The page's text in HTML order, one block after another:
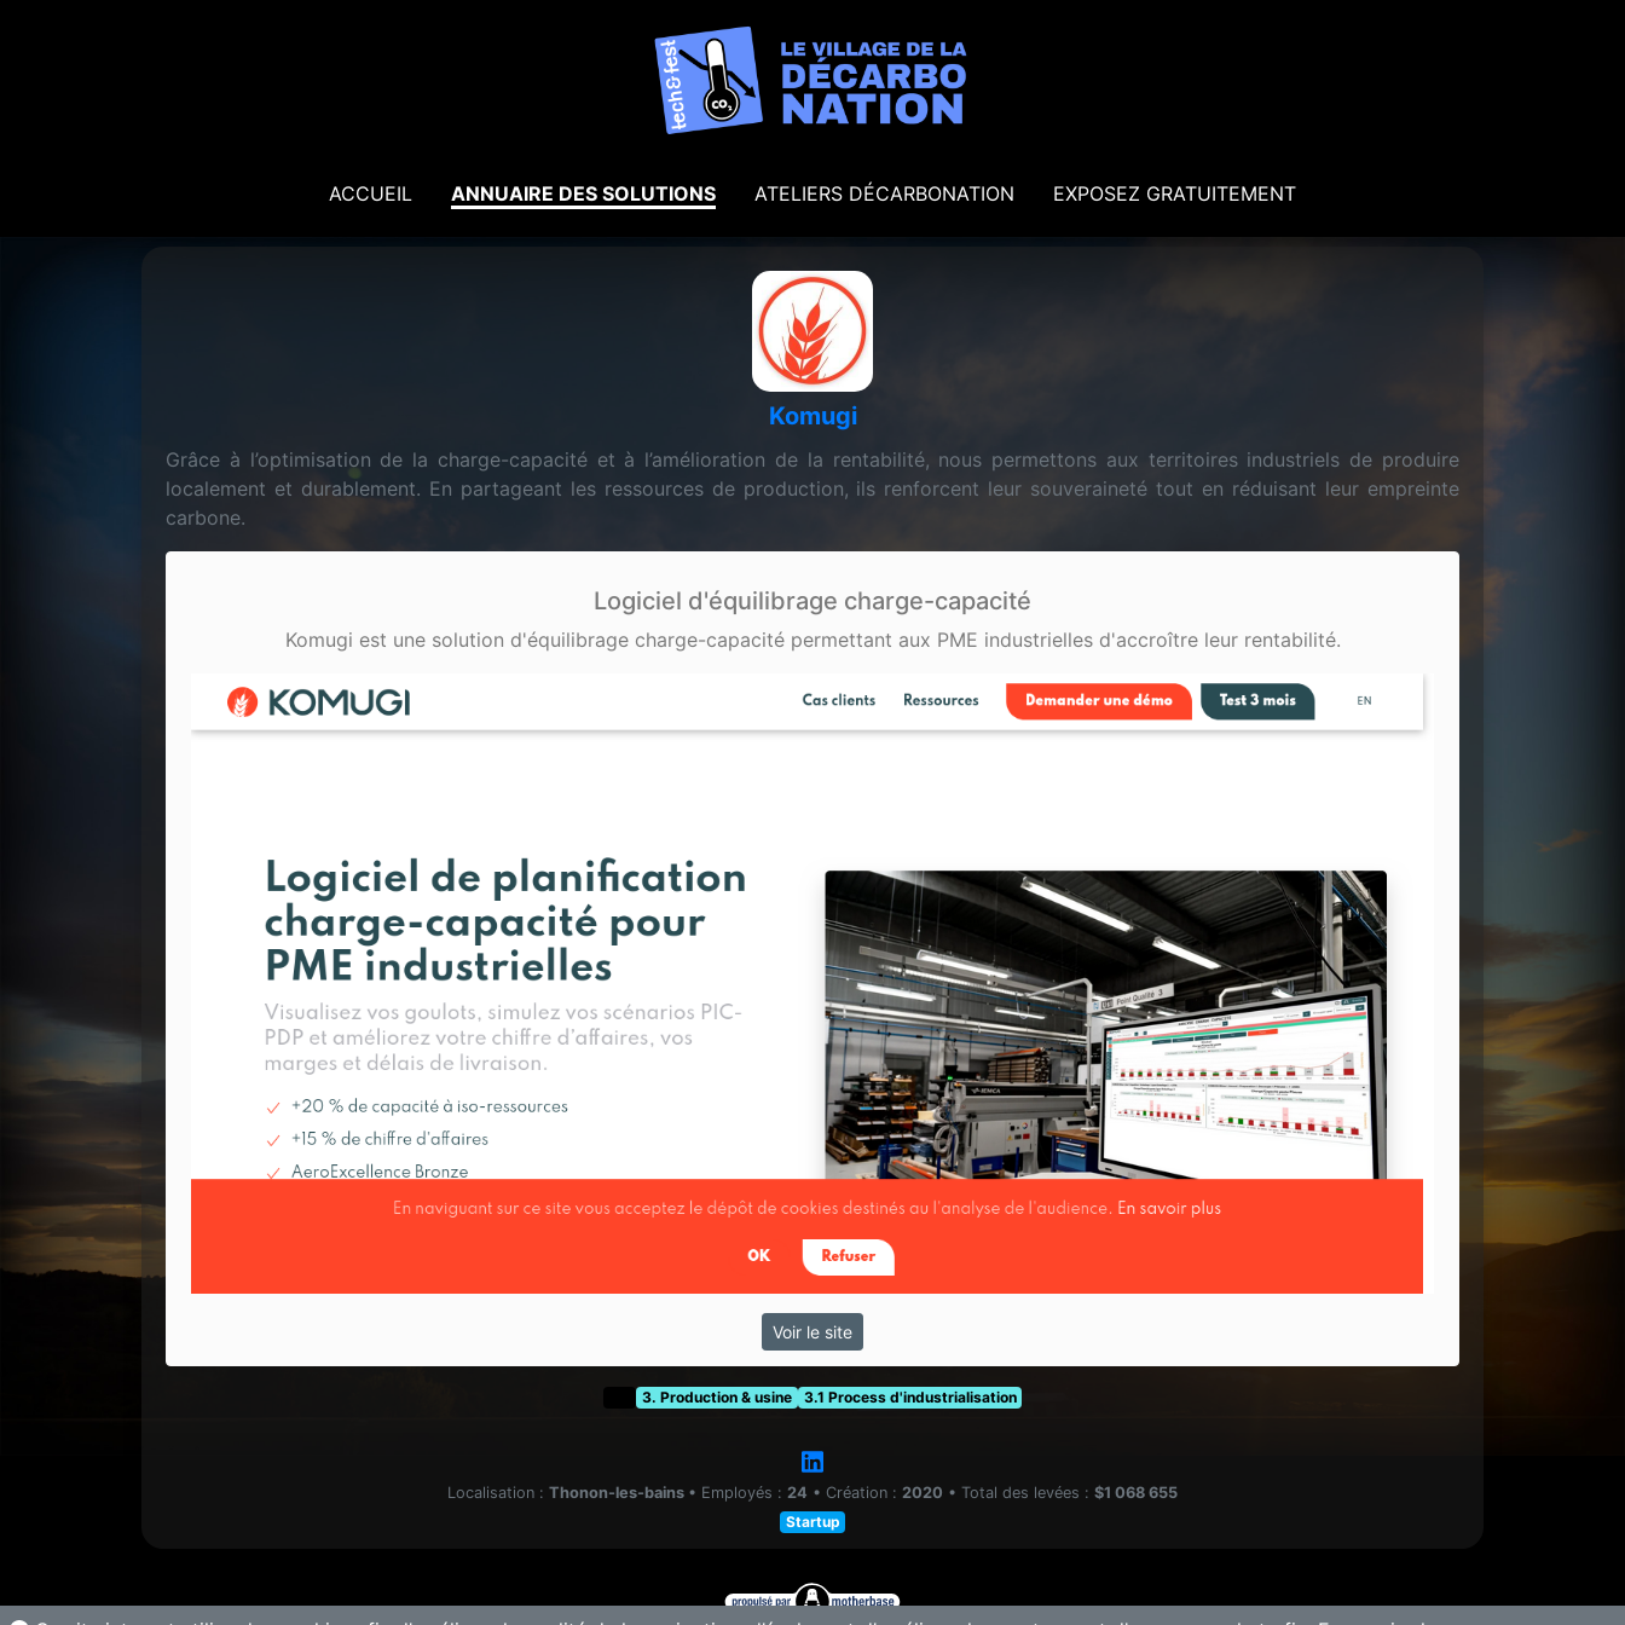
ACCUEIL ANNUAIRE DES SOLUTIONS ATELIERS DÉCARBONATION EXPOSEZ GRATUITEMENT
Komugi
Grâce à l’optimisation de la charge-capacité et à l’amélioration de la rentabilité, nous permettons aux territoires industriels de produire
localement et durablement. En partageant les ressources de production, ils renforcent leur souveraineté tout en réduisant leur empreinte
carbone.
Logiciel d'équilibrage charge-capacité
Komugi est une solution d'équilibrage charge-capacité permettant aux PME industrielles d'accroître leur rentabilité.
Voir le site
3. Production & usine 3.1 Process d'industrialisation
Localisation : Thonon-les-bains • Employés : 24 • Création : 2020 • Total des levées : $1 068 655
Startup